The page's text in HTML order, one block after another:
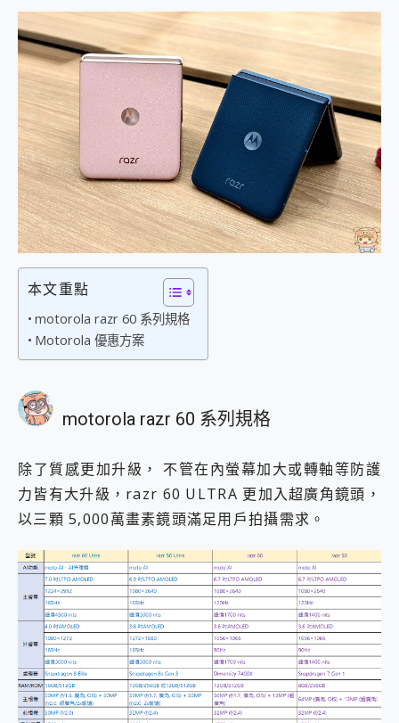
realme 14 Pro 超硬軍規、冰感變色實測，realme 14 5G 遊戲戰鬥值爆表，效能x娛樂全都要！
好玩好拍 vivo V50 ~ 口袋裡的 Zeiss 潮流攝影棚!
25種洗烘模式一機搞定! Roborock 衣莉莎白 H1 Neo分子篩洗脫烘 AI 滾筒洗衣機
給 MSI Claw 系列電競掌機 最完美的家 MSI Nest Docking Station 掌機專屬擴充底座 開箱 評測
B&O 精品級音響! Home+ 中嘉寬頻 SoundBox 劇院串流盒 開箱 評測
2億 APO蔡司長焦神機降臨~ vivo X200 Pro、vivo X200 就是這麼好拍
3 個超值 MHN 飛人工具分享~~ iToolab AnyGo 魔物獵人 Now飛人 ios教學 不出門也可以到處走
Locawhere AnyTo 寶可夢飛人 AnyTo 不出門也可以飛遍全世界
小體積 40000mAh 超大容量 一次充5個設備 充好充滿 CUKTECH 酷態科 300W 微型充電站 開箱 評測
97.3% 恢復率，資料救援就是這麼簡單 EaseUS Data Recovery Wizard Free 18.0.0 業界最好的資料救援軟體
磁碟系統大風吹 有了 磁碟管理程式 EaseUS Partition Master 就是這麼簡單
人像旗艦 vivo V30 系列 開箱 評測! 首搭蔡司光學鏡頭、攝影棚級柔光環、拍攝功能最好玩的美拍神機 vivo V30 Pro
OPPO 哈蘇 300mm 專業增距鏡實測：Find X9 Ultra 光學長焦隨手拍，紀錄生活就是這麼簡單
近八千元的 Soundcore Liberty 5 Pro Max，有螢幕的耳機會是智商稅嗎?
ASUS Pad 全面應援 Me Time，加碼愛奇藝黃金雙周卡體驗，專案價最低 NT$0 起
本文重點
motorola razr 60 系列規格
Motorola 優惠方案
motorola razr 60 系列規格
除了質感更加升級， 不管在內螢幕加大或轉軸等防護
力皆有大升級，razr 60 ULTRA 更加入超廣角鏡頭，
以三顆 5,000萬畫素鏡頭滿足用戶拍攝需求。